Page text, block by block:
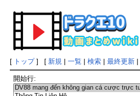
[ トップ] [ 新規 | 一覧| 検索| 最終更新|
開始行: